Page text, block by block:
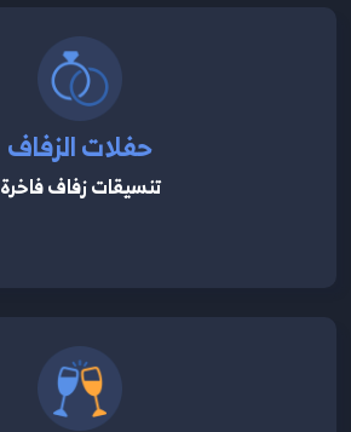
حفلات الزفاف
تنسيقات زفاف فاخرة